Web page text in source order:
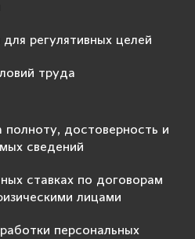
регулятивных целей
труда
полноту, достоверность и
сведений
ставках по договорам
лицами
персональных